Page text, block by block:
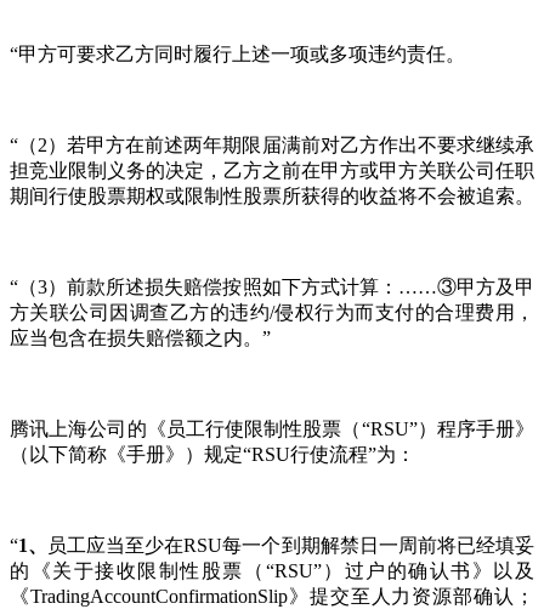
“甲方可要求乙方同时履行上述一项或多项违约责任。
“（2）若甲方在前述两年期限届满前对乙方作出不要求继续承
担竞业限制义务的决定，乙方之前在甲方或甲方关联公司任职
期间行使股票期权或限制性股票所获得的收益将不会被追索。
“（3）前款所述损失赔偿按照如下方式计算：……③甲方及甲
方关联公司因调查乙方的违约/侵权行为而支付的合理费用，
应当包含在损失赔偿额之内。”
腾讯上海公司的《员工行使限制性股票（“RSU”）程序手册》
（以下简称《手册》）规定“RSU行使流程”为：
“1、
员工应当至少在RSU每一个到期解禁日一周前将已经填妥
的《关于接收限制性股票（“RSU”）过户的确认书》以及
《TradingAccountConfirmationSlip》提交至人力资源部确认；